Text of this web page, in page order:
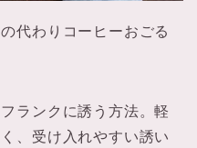
代わりコーヒーおごる
ランクに誘う方法。軽
、受け入れやすい誘い